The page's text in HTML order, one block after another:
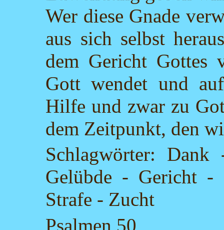
Wer diese Gnade
aus sich selbst
dem Gericht Gottes
Gott wendet und
Hilfe und zwar zu
dem Zeitpunkt, den
Schlagwörter:
Gelübde - Gericht -
Strafe - Zucht
Psalmen 50